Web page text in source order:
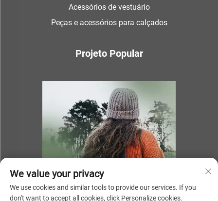
Acessórios de vestuário
Peças e acessórios para calçados
Projeto Popular
We value your privacy
We use cookies and similar tools to provide our services. If you
don't want to accept all cookies, click Personalize cookies.